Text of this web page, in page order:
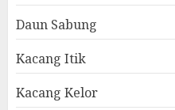
Daun Sabung
Kacang Itik
Kacang Kelor